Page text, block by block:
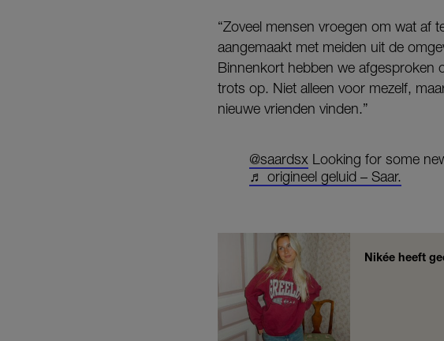
“Zoveel mensen vroegen om wat af
aangemaakt met meiden uit de
Binnenkort hebben we afgesproken
trots op. Niet alleen voor mezelf,
nieuwe vrienden vinden.”
@saardsx Looking for some
♬ origineel geluid – Saar.
Nikée heeft